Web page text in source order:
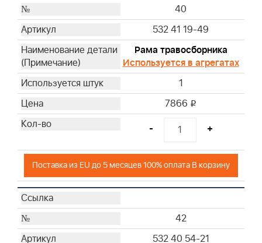
40
532 41 19-49
Рама травосборника
Используется в агрегатах
1
7866 i
- +
Поставка из EU до 5 месяцев 100% оплата В корзину
42
532 40 54-21